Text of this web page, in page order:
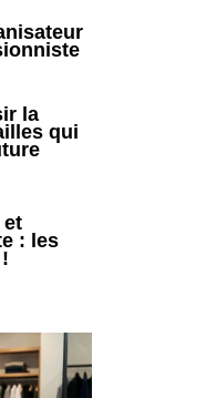
la
qui
et
: les